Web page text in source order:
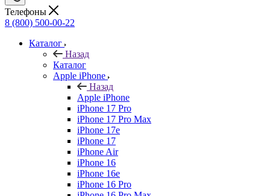
Телефоны
8 (800) 500-00-22
Каталог
Назад
Каталог
Apple iPhone
Назад
Apple iPhone
iPhone 17 Pro
iPhone 17 Pro Max
iPhone 17e
iPhone 17
iPhone Air
iPhone 16
iPhone 16e
iPhone 16 Pro